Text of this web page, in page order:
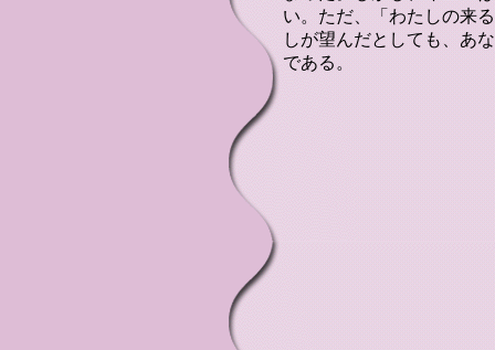
い。ただ、「わたしの来
しが望んだとしても、あ
である。